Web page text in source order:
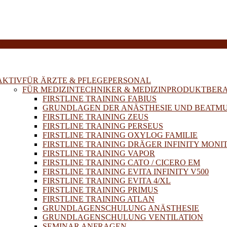
FÜR ÄRZTE & PFLEGEPERSONAL
FÜR MEDIZINTECHNIKER &
FIRSTLINE TRAINING FABIUS
GRUNDLAGEN DER ANÄSTHESIE UND
FIRSTLINE TRAINING ZEUS
FIRSTLINE TRAINING PERSEUS
FIRSTLINE TRAINING OXYLOG FAMILIE
FIRSTLINE TRAINING DRÄGER INFINITY
FIRSTLINE TRAINING VAPOR
FIRSTLINE TRAINING CATO / CICERO EM
FIRSTLINE TRAINING EVITA INFINITY V500
FIRSTLINE TRAINING EVITA 4/XL
FIRSTLINE TRAINING PRIMUS
FIRSTLINE TRAINING ATLAN
GRUNDLAGENSCHULUNG ANÄSTHESIE
GRUNDLAGENSCHULUNG VENTILATION